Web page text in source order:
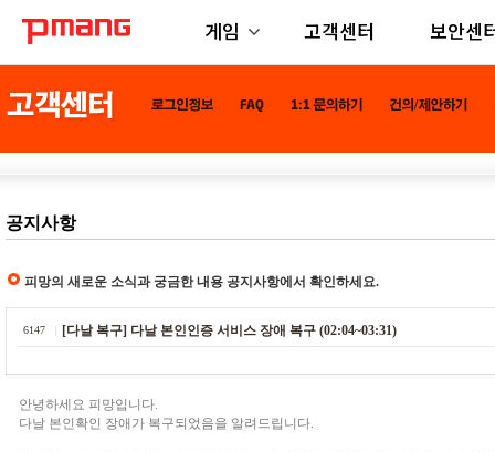
게임 고객센터 보안센
공지사항
피망의 새로운 소식과 궁금한 내용 공지사항에서 확인하세요.
6147 [다날 복구] 다날 본인인증 서비스 장애 복구 (02:04~03:31)
안녕하세요 피망입니다.
다날 본인확인 장애가 복구되었음을 알려드립니다.